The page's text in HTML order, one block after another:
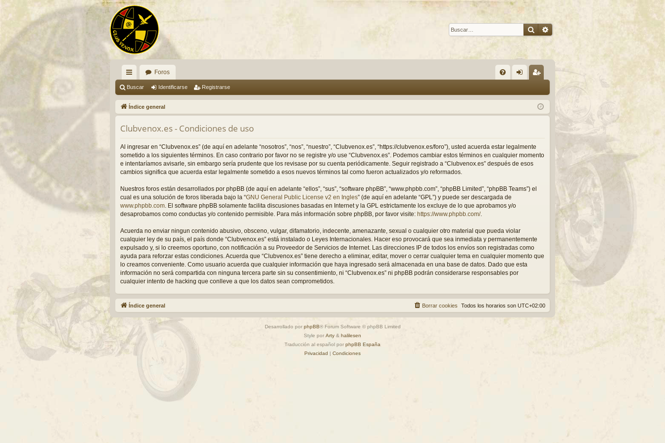
BuscarBúsqueda avanzada
nl
ac
es
rá
pi
do
s
Foros
Q nti
fic
se
ist
ra
Buscar Identificarse Registrarse
Índice general
Clubvenox.es - Condiciones de uso
Al ingresar en “Clubvenox.es” (de aquí en adelante “nosotros”, “nos”, “nuestro”, “Clubvenox.es”, “https://clubvenox.es/foro”), usted acuerda estar legalmente
sometido a los siguientes términos. En caso contrario por favor no se registre y/o use “Clubvenox.es”. Podemos cambiar estos términos en cualquier momento
e intentaríamos avisarle, sin embargo sería prudente que los revisase por su cuenta periódicamente. Seguir registrado a “Clubvenox.es” después de esos
cambios significa que acuerda estar legalmente sometido a esos nuevos términos tal como fueron actualizados y/o reformados.
Nuestros foros están desarrollados por phpBB (de aquí en adelante “ellos”, “sus”, “software phpBB”, “www.phpbb.com”, “phpBB Limited”, “phpBB Teams”) el
cual es una solución de foros liberada bajo la “GNU General Public License v2 en Ingles” (de aquí en adelante “GPL”) y puede ser descargada de
www.phpbb.com . El software phpBB solamente facilita discusiones basadas en Internet y la GPL estrictamente los excluye de lo que aprobamos y/o
desaprobamos como conductas y/o contenido permisible. Para más información sobre phpBB, por favor visite: https://www.phpbb.com/.
Acuerda no enviar ningun contenido abusivo, obsceno, vulgar, difamatorio, indecente, amenazante, sexual o cualquier otro material que pueda violar
cualquier ley de su país, el país donde “Clubvenox.es” está instalado o Leyes Internacionales. Hacer eso provocará que sea inmediata y permanentemente
expulsado y, si lo creemos oportuno, con notificación a su Proveedor de Servicios de Internet. Las direcciones IP de todos los envíos son registradas como
ayuda para reforzar estas condiciones. Acuerda que “Clubvenox.es” tiene derecho a eliminar, editar, mover o cerrar cualquier tema en cualquier momento que
lo creamos conveniente. Como usuario acuerda que cualquier información que haya ingresado será almacenada en una base de datos. Dado que esta
información no será compartida con ninguna tercera parte sin su consentimiento, ni “Clubvenox.es” ni phpBB podrán considerarse responsables por
cualquier intento de hacking que conlleve a que los datos sean comprometidos.
Índice general Todos los horarios son UTC+02:00
Borrar cookies
Desarrollado por phpBB® Forum Software © phpBB Limited
Style por Arty & halilesen
Traducción al español por phpBB España
Privacidad | Condiciones